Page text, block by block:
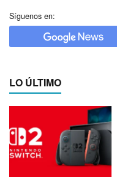
Síguenos en:
LO ÚLTIMO